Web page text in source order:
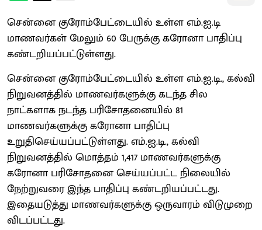
சென்னை குரோம்பேட்டையில் உள்ள எம்.ஐ.டி
மாணவர்கள் மேலும் 60 பேருக்கு கரோனா பாதிப்பு
கண்டறியப்பட்டுள்ளது.
சென்னை குரோம்பேட்டையில் உள்ள எம்.ஐ.டி., கல்வி
நிறுவனத்தில் மாணவர்களுக்கு கடந்த சில
நாட்களாக நடந்த பரிசோதனையில் 81
மாணவர்களுக்கு கரோனா பாதிப்பு
உறுதிசெய்யப்பட்டுள்ளது. எம்.ஐ.டி., கல்வி
நிறுவனத்தில் மொத்தம் 1,417 மாணவர்களுக்கு
கரோனா பரிசோதனை செய்யப்பட்ட நிலையில்
நேற்றுவரை இந்த பாதிப்பு கண்டறியப்பட்டது.
இதையடுத்து மாணவர்களுக்கு ஒருவாரம் விடுமுறை
விடப்பட்டது.